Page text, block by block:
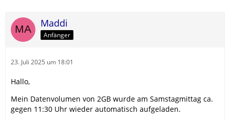
Maddi
Anfänger
23. Juli 2025 um 18:01
Hallo,
Mein Datenvolumen von 2GB wurde am Samstagmittag ca.
gegen 11:30 Uhr wieder automatisch aufgeladen.